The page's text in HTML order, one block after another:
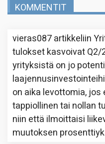
KOMMENTIT
vieras087artikkeliin
tulokset kasvoivat
yrityksistä on jo
on aika levottomia, jos
tappiollinen tai nollan
niin että ilmoittaisi
muutoksen